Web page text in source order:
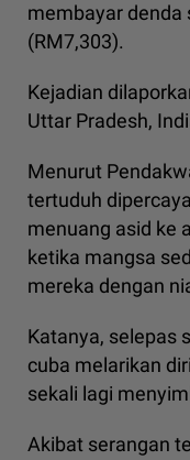
membayar denda
(RM7,303).
Kejadian
Uttar Pradesh,
Menurut
tertuduh
menuang asid ke
ketika mangsa
mereka dengan
Katanya, selepas
cuba melarikan
sekali lagi
Akibat serangan